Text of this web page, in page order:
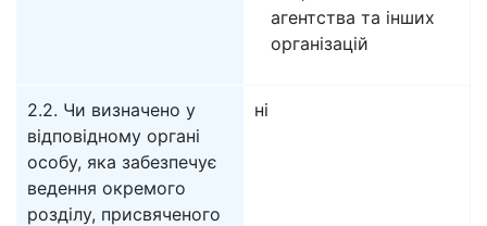
агентства та інших
організацій
2.2. Чи визначено у
відповідному органі
особу, яка забезпечує
ведення окремого
розділу, присвяченого
ні